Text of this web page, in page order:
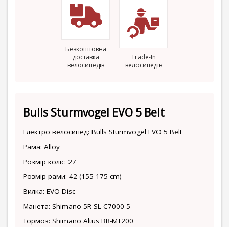
Безкоштовна
доставка
велосипедів
Trade-In
велосипедів
Bulls Sturmvogel EVO 5 Belt
Електро велосипед: Bulls Sturmvogel EVO 5 Belt
Рама: Alloy
Розмір коліс: 27
Розмір рами: 42 (155-175 cm)
Вилка: EVO Disc
Манета: Shimano 5R SL C7000 5
Тормоз: Shimano Altus BR-MT200